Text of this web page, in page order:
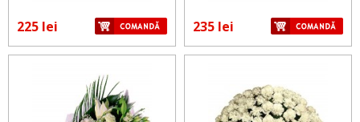
225 lei 235 lei